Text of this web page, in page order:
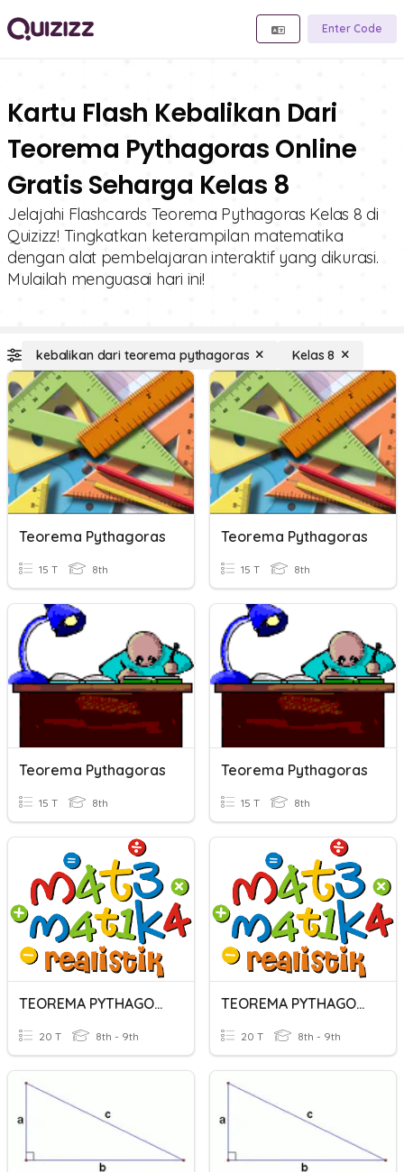
Enter Code
Kartu Flash Kebalikan Dari
Teorema Pythagoras Online
Gratis Seharga Kelas 8
Jelajahi Flashcards Teorema Pythagoras Kelas 8 di
Quizizz! Tingkatkan keterampilan matematika
dengan alat pembelajaran interaktif yang dikurasi.
Mulailah menguasai hari ini!
kebalikan dari teorema pythagoras Kelas 8
Teorema Pythagoras
15 T 8th
Teorema Pythagoras
15 T 8th
Teorema Pythagoras
15 T 8th
Teorema Pythagoras
15 T 8th
TEOREMA PYTHAGORAS
20 T 8th - 9th
TEOREMA PYTHAGORAS
20 T 8th - 9th